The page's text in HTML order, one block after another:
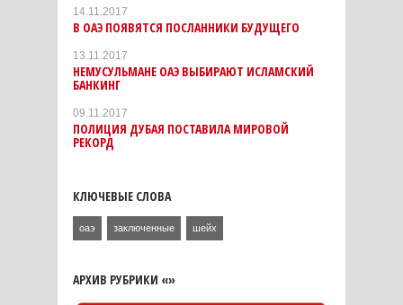
14.11.2017
В ОАЭ ПОЯВЯТСЯ ПОСЛАННИКИ БУДУЩЕГО
13.11.2017
НЕМУСУЛЬМАНЕ ОАЭ ВЫБИРАЮТ ИСЛАМСКИЙ
БАНКИНГ
09.11.2017
ПОЛИЦИЯ ДУБАЯ ПОСТАВИЛА МИРОВОЙ
РЕКОРД
КЛЮЧЕВЫЕ СЛОВА
оаэ заключенные шейх
АРХИВ РУБРИКИ «»